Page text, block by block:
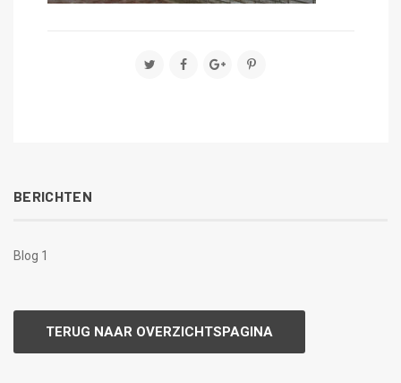
BERICHTEN
Blog 1
TERUG NAAR OVERZICHTSPAGINA